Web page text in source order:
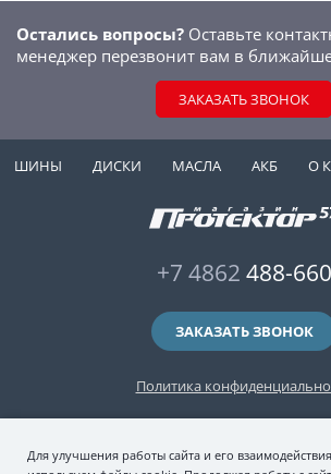
Остались вопросы? Оставьте
менеджер перезвонит вам в
ЗАКАЗАТЬ ЗВОНОК
ШИНЫ ДИСКИ МАСЛА АКБ О
Политика
+7 4862 488-660
ЗАКАЗАТЬ ЗВОНОК
2006-2026 © интернет-магазин "Протектор 57" —
(зимние и летние шины), колесные диски,
Для улучшения работы сайта и его